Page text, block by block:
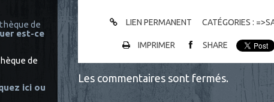
de
est-ce
de
ici ou
LIEN PERMANENT CATÉGORIES :
IMPRIMER SHARE
Les commentaires sont fermés.